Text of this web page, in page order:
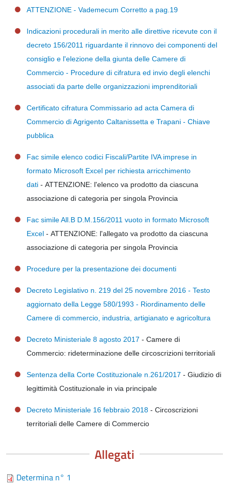
ATTENZIONE - Vademecum Corretto a pag.19
Indicazioni procedurali in merito alle direttive ricevute con il
decreto 156/2011 riguardante il rinnovo dei componenti del
consiglio e l'elezione della giunta delle Camere di
Commercio - Procedure di cifratura ed invio degli elenchi
associati da parte delle organizzazioni imprenditoriali
Certificato cifratura Commissario ad acta Camera di
Commercio di Agrigento Caltanissetta e Trapani - Chiave
pubblica
Fac simile elenco codici Fiscali/Partite IVA imprese in
formato Microsoft Excel per richiesta arricchimento
dati - ATTENZIONE: l'elenco va prodotto da ciascuna
associazione di categoria per singola Provincia
Fac simile All.B D.M.156/2011 vuoto in formato Microsoft
Excel - ATTENZIONE: l'allegato va prodotto da ciascuna
associazione di categoria per singola Provincia
Procedure per la presentazione dei documenti
Decreto Legislativo n. 219 del 25 novembre 2016 - Testo
aggiornato della Legge 580/1993 - Riordinamento delle
Camere di commercio, industria, artigianato e agricoltura
Decreto Ministeriale 8 agosto 2017 - Camere di
Commercio: rideterminazione delle circoscrizioni territoriali
Sentenza della Corte Costituzionale n.261/2017 - Giudizio di
legittimità Costituzionale in via principale
Decreto Ministeriale 16 febbraio 2018 - Circoscrizioni
territoriali delle Camere di Commercio
Allegati
Determina n° 1